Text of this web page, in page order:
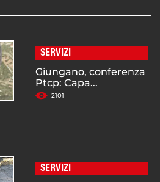
SERVIZI
Giungano, conferenza
Ptcp: Capa...
2101
SERVIZI